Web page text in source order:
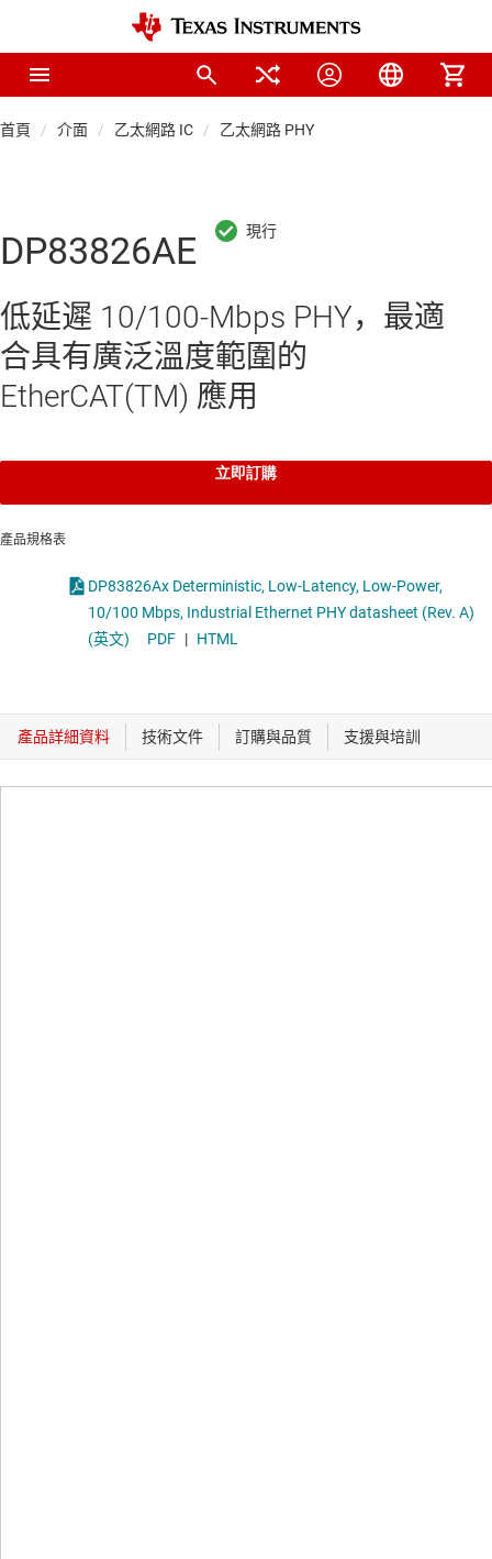
首頁 介面 乙太網路 IC 乙太網路 PHY
DP83826AE
低延遲 10/100-Mbps PHY，最適
合具有廣泛溫度範圍的
EtherCAT(TM) 應用
立即訂購
產品規格表
DP83826Ax Deterministic, Low-Latency, Low-Power,
10/100 Mbps, Industrial Ethernet PHY datasheet (Rev. A)
(英文)
PDF | HTML